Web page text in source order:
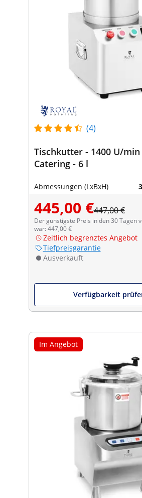
(4)
Tischkutter - 1400 U/min
Catering - 6 l
Abmessungen (LxBxH)
445,00 €447,00 €
Der günstigste Preis in den 30 Tagen
war: 447,00 €
Zeitlich begrenztes Angebot
Tiefpreisgarantie
Ausverkauft
Verfügbarkeit
Im Angebot